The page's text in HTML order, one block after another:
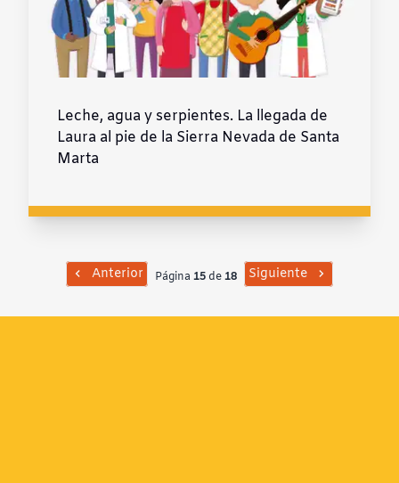
Leche, agua y serpientes. La llegada de
Laura al pie de la Sierra Nevada de Santa
Marta
Anterior Página 15 de18 Siguiente